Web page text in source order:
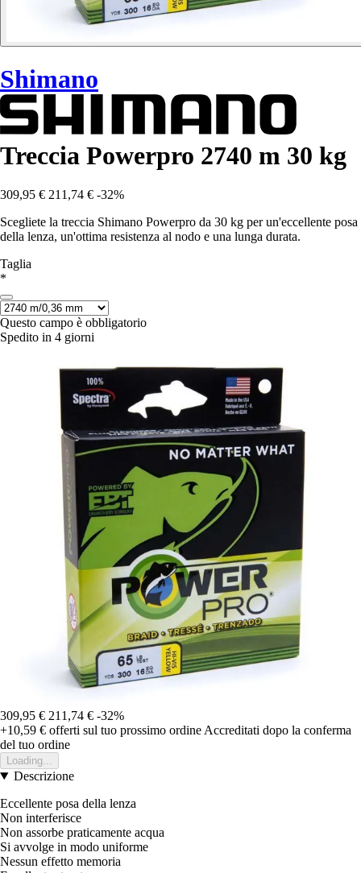
Shimano
Treccia Powerpro 2740 m 30 kg
309,95 € 211,74 € -32%
Scegliete la treccia Shimano Powerpro da 30 kg per un'eccellente posa
della lenza, un'ottima resistenza al nodo e una lunga durata.
Taglia
*
Questo campo è obbligatorio
Spedito in 4 giorni
309,95 € 211,74 € -32%
+10,59 € offerti sul tuo prossimo ordine Accreditati dopo la conferma
del tuo ordine
Loading...
Descrizione
Eccellente posa della lenza
Non interferisce
Non assorbe praticamente acqua
Si avvolge in modo uniforme
Nessun effetto memoria